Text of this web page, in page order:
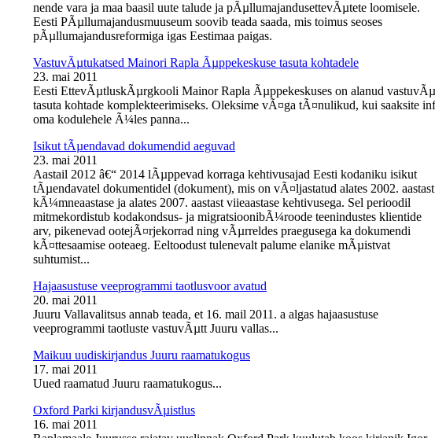
nende vara ja maa baasil uute talude ja pÃµllumajandusettevÃµtete loomisele.
Eesti PÃµllumajandusmuuseum soovib teada saada, mis toimus seoses
pÃµllumajandusreformiga igas Eestimaa paigas.
VastuvÃµtukatsed Mainori Rapla Ãµppekeskuse tasuta kohtadele
23. mai 2011
Eesti EttevÃµtluskÃµrgkooli Mainor Rapla Ãµppekeskuses on alanud
tasuta kohtade komplekteerimiseks. Oleksime vÃ¤ga tÃ¤nulikud, kui saaksite
oma kodulehele Ã¼les panna...
Isikut tÃµendavad dokumendid aeguvad
23. mai 2011
Aastail 2012 â€“ 2014 lÃµppevad korraga kehtivusajad Eesti kodaniku isikut
tÃµendavatel dokumentidel (dokument), mis on vÃ¤ljastatud alates 2002. aastast
kÃ¼mneaastase ja alates 2007. aastast viieaastase kehtivusega. Sel perioodil
mitmekordistub kodakondsus- ja migratsioonibÃ¼roode teenindustes klientide
arv, pikenevad ootejÃ¤rjekorrad ning vÃµrreldes praegusega ka dokumendi
kÃ¤ttesaamise ooteaeg. Eeltoodust tulenevalt palume elanike mÃµistvat
suhtumist...
Hajaasustuse veeprogrammi taotlusvoor avatud
20. mai 2011
Juuru Vallavalitsus annab teada, et 16. mail 2011. a algas hajaasustuse
veeprogrammi taotluste vastuvÃµtt Juuru vallas...
Maikuu uudiskirjandus Juuru raamatukogus
17. mai 2011
Uued raamatud Juuru raamatukogus...
Oxford Parki kirjandusvÃµistlus
16. mai 2011